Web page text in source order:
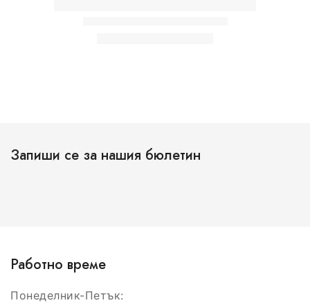
Запиши се за нашия бюлетин
Работно време
Понеделник-Петък: